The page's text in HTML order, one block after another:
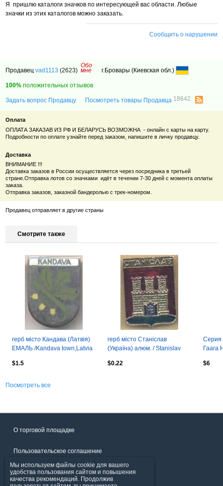
Я пришлю каталоги значков по интересующей вас области. Любые
значки из этих каталогов можно заказать.
Сообщить о нарушении
Продавецvad1113 (2623)
Обо
мне г.Бровары (Киевская обл.)
100% положительных отзывов
Задать вопрос Продавцу Посмотреть товары Продавца 18642
Оплата
ОПЛАТА ЗАКАЗАВ ИЗ РФ И БЕЛАРУСЬ ВОЗМОЖНА - онлайн с карты на карту.
Подробности по оплате узнайте перед заказом, напишите в личку продавцу.
Доставка
ВНИМАНИЕ !!!
Доставка заказов в России осуществляется через посредника в третьей
стране.Отправка лотов со значками идёт в течении 7-30 дней с момента оплаты
заказа.
Отправка заказов, заказной бандеролью с трек-номером.
Продавец отправляет в другие страны
Смотрите также
герб місто Кандава (Латвія)
ЕМАЛЬ /Kandava town,Latvia
$1.5
герб місто Станіслав
(Україна) алюм. / Stanislav
badge
$0.22
Серия
Гаага
$6
Посмотреть все
О торговой площадке
Пользовательское соглашение
Политика конфиденциальности
Мы используем файлы cookie для вашего
удобства пользования сайтом и повышения
качества рекомендаций. Продолжив